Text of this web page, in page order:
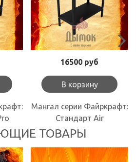
16500 руб
В корзину
Мангал серии Файркрафт:
Стандарт Air
ТОВАРЫ